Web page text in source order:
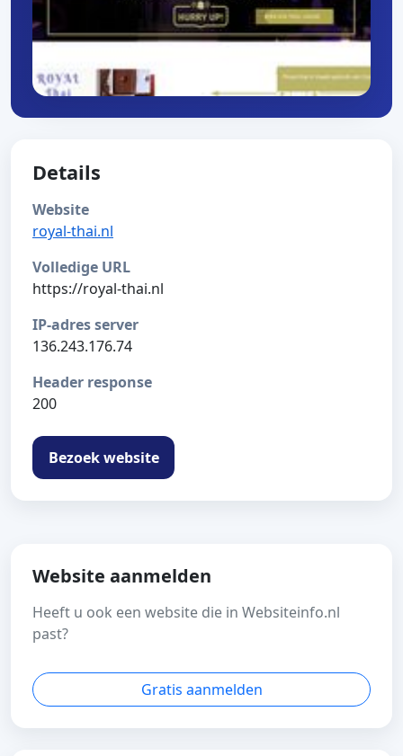
Details
Website
royal-thai.nl
Volledige URL
https://royal-thai.nl
IP-adres server
136.243.176.74
Header response
200
Bezoek website
Website aanmelden
Heeft u ook een website die in Websiteinfo.nl
past?
Gratis aanmelden